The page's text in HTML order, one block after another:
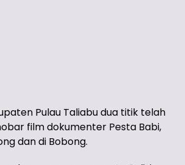
Pulau Taliabu dua titik telah
film dokumenter Pesta Babi,
dan di Bobong.